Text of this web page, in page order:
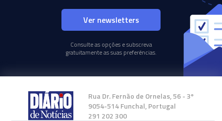
Ver newsletters
Consulte as opções e subscreva
gratuitamente as suas preferências.
Rua Dr. Fernão de Ornelas, 56 - 3º
9054-514 Funchal, Portugal
291 202 300